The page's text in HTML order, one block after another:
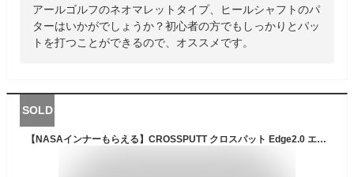
アールゴルフのネオマレットタイプ、ヒールシャフトのパ
ターはいかがでしょうか？初心者の方でもしっかりとパッ
トを打つことができるので、オススメです。
SOLD
【NASAインナーもらえる】CROSSPUTT クロスパット Edge2.0 エッジ2.0 公式 ゴルフ パター ネオマレット センターシャフト 三角構造 送料無料 正規代理店 正規 ヘッドカバー付き デュアルアラインメント 特許技術 ブラック メンズ レディース